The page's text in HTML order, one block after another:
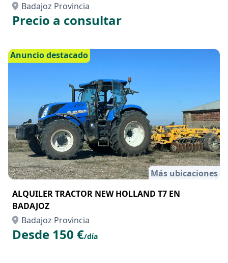
Badajoz Provincia
Precio a consultar
Anuncio destacado
Más ubicaciones
ALQUILER TRACTOR NEW HOLLAND T7 EN
BADAJOZ
Badajoz Provincia
Desde 150 €/día